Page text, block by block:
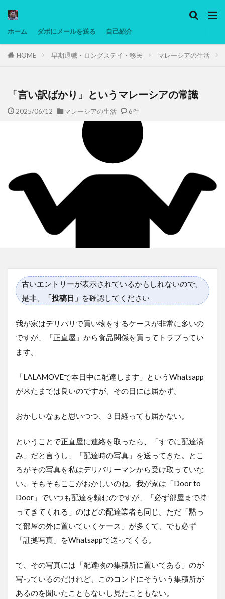
ホーム ダボにメールを送る 自己紹介
HOME 早期退職・ロングステイ・移民 マレーシアの生活
「言い訳ばかり」というマレーシアの常識
2025/06/12 マレーシアの生活 6件
古いエントリーが表示されているかもしれないので、
是非、
「投稿日」 を確認してください
我が家はデリバリで買い物をするケースが非常に多いの
ですが、「正直屋」から食品関係を買ってトラブってい
ます。
「LALAMOVEで本日中に配達します」というWhatsapp
が来たまでは良いのですが、その日には届かず。
おかしいなぁと思いつつ、３日経っても届かない。
ということで正直屋に連絡を取ったら、「すでに配達済
み」だと言うし、「配達時の写真」を送ってきた。とこ
ろがその写真を私はデリバリーマンから受け取っていな
い。そもそもここがおかしいのね。我が家は「Door to
Door」でいつも配達を頼むのですが、「必ず部屋まで持
ってきてくれる」のはどの配達業者も同じ。ただ「黙っ
て部屋の外に置いていくケース」が多くて、でも必ず
「証拠写真」をWhatsappで送ってくる。
で、その写真には「配達物の集積所に置いてある」のが
写っているのだけれど、このコンドにそういう集積所が
あるのを聞いたこともないし見たこともない。
タグ
マレーシア動画
ヨーグルト
動画 日本人村社会